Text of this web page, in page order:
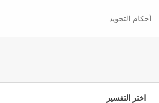
أحكام التجويد
اختر التفسير